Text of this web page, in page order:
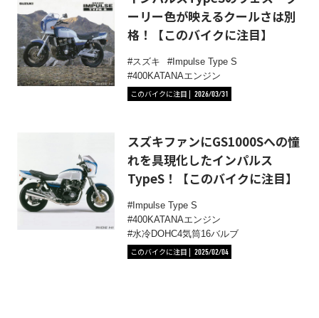
ーリー色が映えるクールさは別
格！【このバイクに注目】
スズキ
Impulse Type S
400KATANAエンジン
このバイクに注目
2026/03/31
スズキファンにGS1000Sへの憧
れを具現化したインパルス
TypeS！【このバイクに注目】
Impulse Type S
400KATANAエンジン
水冷DOHC4気筒16バルブ
このバイクに注目
2025/02/04